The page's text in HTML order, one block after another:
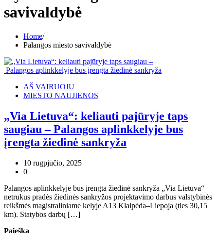
savivaldybė
Home
Palangos miesto savivaldybė
AŠ VAIRUOJU
MIESTO NAUJIENOS
„Via Lietuva“: keliauti pajūryje taps
saugiau – Palangos aplinkkelyje bus
įrengta žiedinė sankryža
10 rugpjūčio, 2025
0
Palangos aplinkkelyje bus įrengta žiedinė sankryža „Via Lietuva“
netrukus pradės žiedinės sankryžos projektavimo darbus valstybinės
reikšmės magistraliniame kelyje A13 Klaipėda–Liepoja (ties 30,15
km). Statybos darbų […]
Paieška